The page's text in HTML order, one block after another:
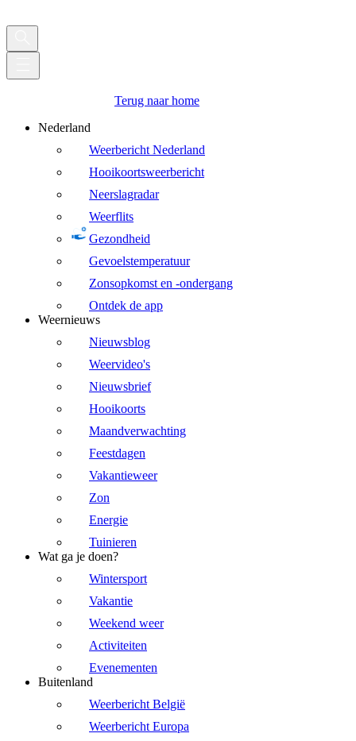
Terug naar home
Nederland
Weerbericht Nederland
Hooikoortsweerbericht
Neerslagradar
Weerflits
Gezondheid
Gevoelstemperatuur
Zonsopkomst en -ondergang
Ontdek de app
Weernieuws
Nieuwsblog
Weervideo's
Nieuwsbrief
Hooikoorts
Maandverwachting
Feestdagen
Vakantieweer
Zon
Energie
Tuinieren
Wat ga je doen?
Wintersport
Vakantie
Weekend weer
Activiteiten
Evenementen
Buitenland
Weerbericht België
Weerbericht Europa